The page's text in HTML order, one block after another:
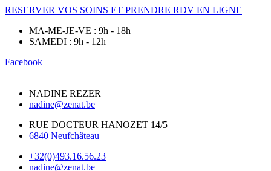
RESERVER VOS SOINS ET PRENDRE RDV EN LIGNE
MA-ME-JE-VE : 9h - 18h
SAMEDI : 9h - 12h
Facebook
NADINE REZER
nadine@zenat.be
RUE DOCTEUR HANOZET 14/5
6840 Neufchâteau
+32(0)493.16.56.23
nadine@zenat.be